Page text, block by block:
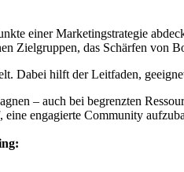
einer Marketingstrategie
Zielgruppen, das Schärfen von
Dabei hilft der Leitfaden,
– auch bei begrenzten
engagierte Community